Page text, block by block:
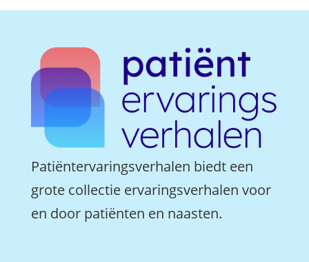
Patiëntervaringsverhalen biedt een
grote collectie ervaringsverhalen voor
en door patiënten en naasten.